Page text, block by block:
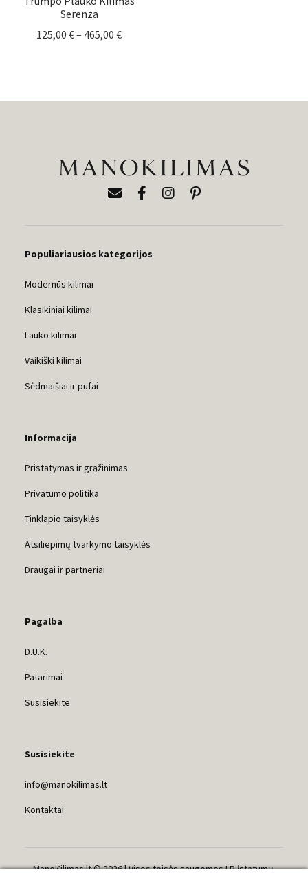
Serenza
125,00 €– 465,00 €Price
465,00 €
Populiariausios kategorijos
Modernūs kilimai
Klasikiniai kilimai
Lauko kilimai
Vaikiški kilimai
Sėdmaišiai ir pufai
Informacija
Pristatymas ir grąžinimas
Privatumo politika
Tinklapio taisyklės
Atsiliepimų tvarkymo taisyklės
Draugai ir partneriai
Pagalba
D.U.K.
Patarimai
Susisiekite
Susisiekite
info@manokilimas.lt
Kontaktai
ManoKilimas.lt © 2026 | Visos teisės saugomos LR įstatymų.